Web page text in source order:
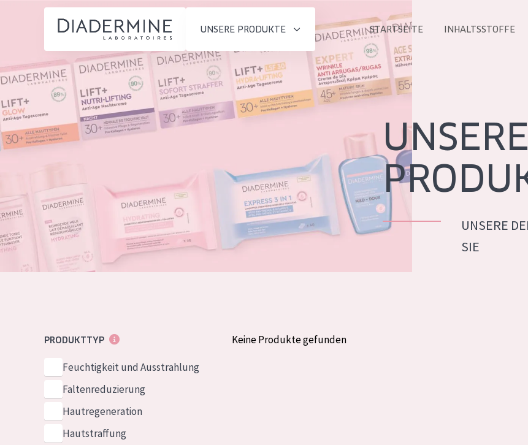
UNSERE PRODUKTE
PRODUKTTYP
Feuchtigkeit und
Ausstrahlung
Hautstraffung
PRODUKTTYP
Tagescreme
Serum
Reinigung
PRODUKTLINIE
Lift+
Expert
HAUTTYP
Reife Haut
ALTER
STARTSEITE INHALTSSTOFFE
Startseite
inhaltsstoffe
Inspiration
Kontakt
French
Greek
UNSERE
UNSERE
SIE
PRODUKTTYP
Feuchtigkeit und Ausstrahlung
Faltenreduzierung
Hautregeneration
Hautstraffung
Keine Produkte gefunden